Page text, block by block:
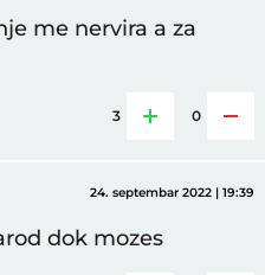
me nervira a za
3 0
24. septembar 2022 | 19:39
dok mozes